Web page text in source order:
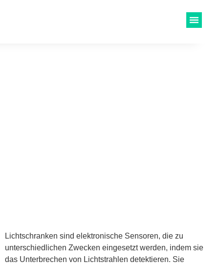
Lichtschranken sind elektronische Sensoren, die zu
unterschiedlichen Zwecken eingesetzt werden, indem sie
das Unterbrechen von Lichtstrahlen detektieren. Sie